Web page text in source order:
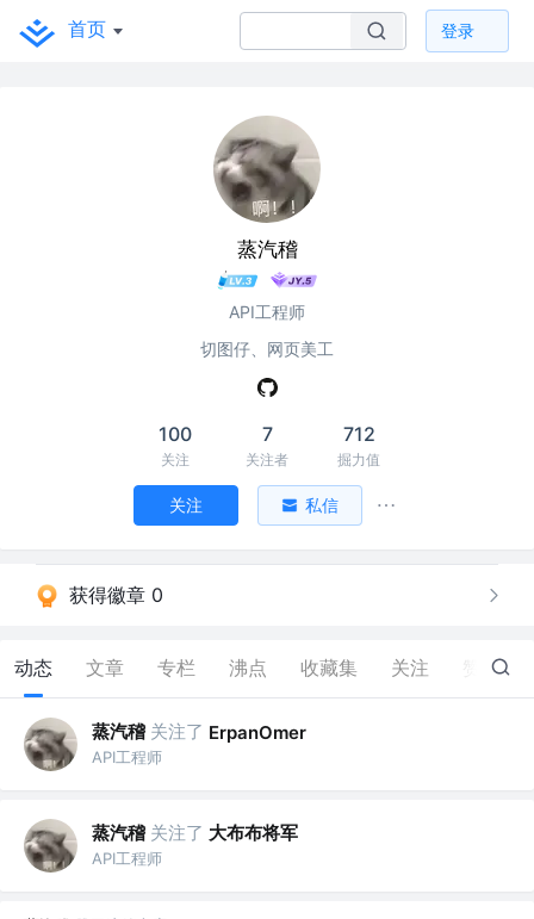
首页 登录
蒸汽稽
API工程师
切图仔、网页美工
100
关注
7
关注者
712
掘力值
关注 私信
获得徽章 0
动态 文章 专栏 沸点 收藏集 关注 84
蒸汽稽 关注了 ErpanOmer
API工程师
蒸汽稽 关注了 大布布将军
API工程师